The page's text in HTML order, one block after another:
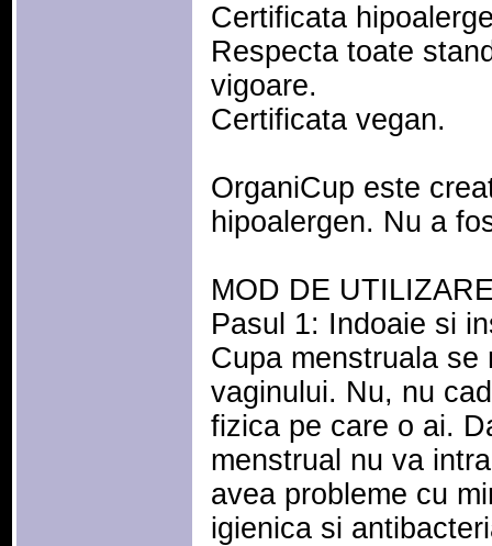
Certificata
Respecta toate
vigoare.
Certificata vegan.
OrganiCup este
hipoalergen. Nu a
MOD DE
Pasul 1: Indoaie si
Cupa menstruala se
vaginului. Nu, nu
fizica pe care o ai.
menstrual nu va
avea probleme cu
igienica si